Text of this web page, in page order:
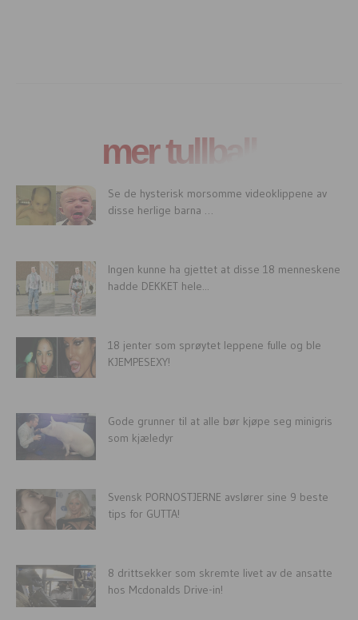
mer tullball
Se de hysterisk morsomme videoklippene av
disse herlige barna …
Ingen kunne ha gjettet at disse 18 menneskene
hadde DEKKET hele...
18 jenter som sprøytet leppene fulle og ble
KJEMPESEXY!
Gode grunner til at alle bør kjøpe seg minigris
som kjæledyr
Svensk PORNOSTJERNE avslører sine 9 beste
tips for GUTTA!
8 drittsekker som skremte livet av de ansatte
hos Mcdonalds Drive-in!